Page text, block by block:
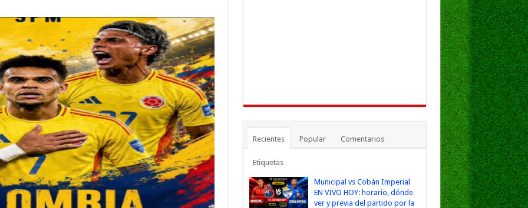
m ti
r
Recientes Popular Comentarios
Etiquetas
Municipal vs Cobán Imperial
EN VIVO HOY: horario, dónde
ver y previa del partido por la